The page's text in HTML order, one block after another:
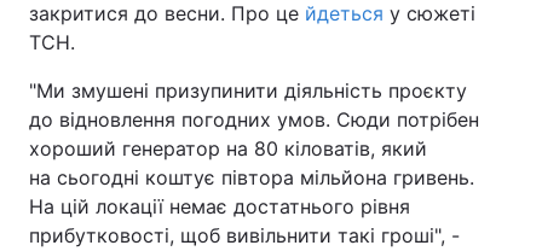
Економіка Світ
Техно і зв'язок Лайт
Зброя Інциденти
Здоров'я
закритися до весни. Про це йдеться у сюжеті
ТСН.
"Ми змушені призупинити діяльність проєкту
до відновлення погодних умов. Сюди потрібен
хороший генератор на 80 кіловатів, який
на сьогодні коштує півтора мільйона гривень.
На цій локації немає достатнього рівня
прибутковості, щоб вивільнити такі гроші", -